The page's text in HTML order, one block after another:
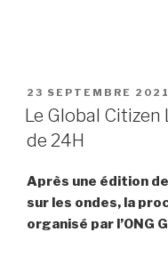
PUBLIÉ
LE
23 SEPTEMBRE 2021
Le Global
de 24H
Après une édition
sur les ondes, la
organisé par l’ONG